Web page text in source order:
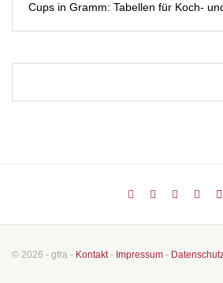
Cups in Gramm: Tabellen für Koch-
© 2026 - gfra - Kontakt- Impressum -